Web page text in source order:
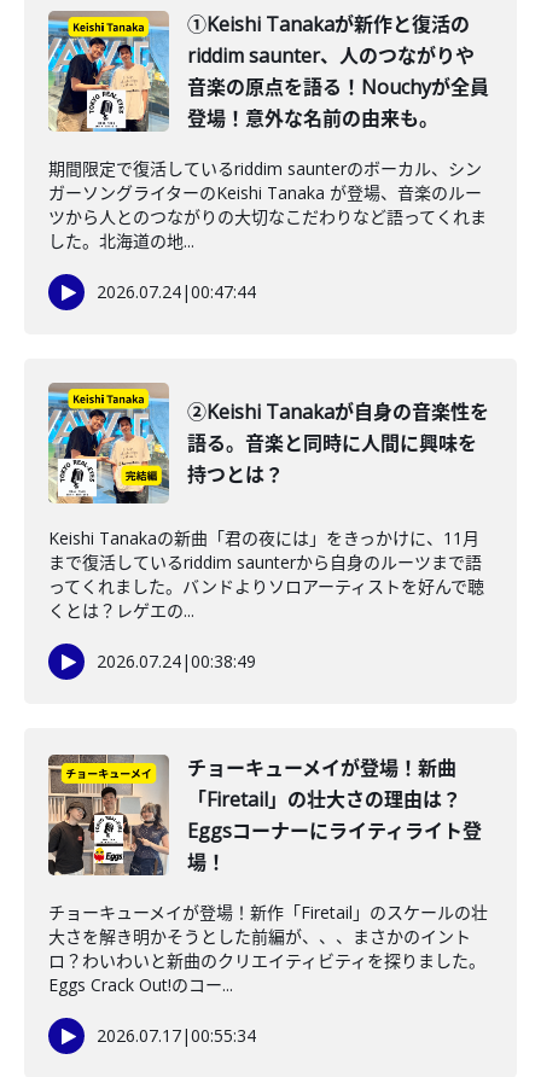
①Keishi Tanakaが新作と復活の
riddim saunter、人のつながりや
音楽の原点を語る！Nouchyが全員
登場！意外な名前の由来も。
期間限定で復活しているriddim saunterのボーカル、シン
ガーソングライターのKeishi Tanaka が登場、音楽のルー
ツから人とのつながりの大切なこだわりなど語ってくれま
した。北海道の地...
2026.07.24|00:47:44
②Keishi Tanakaが自身の音楽性を
語る。音楽と同時に人間に興味を
持つとは？
Keishi Tanakaの新曲「君の夜には」をきっかけに、11月
まで復活しているriddim saunterから自身のルーツまで語
ってくれました。バンドよりソロアーティストを好んで聴
くとは？レゲエの...
2026.07.24|00:38:49
チョーキューメイが登場！新曲
「Firetail」の壮大さの理由は？
Eggsコーナーにライティライト登
場！
チョーキューメイが登場！新作「Firetail」のスケールの壮
大さを解き明かそうとした前編が、、、まさかのイント
ロ？わいわいと新曲のクリエイティビティを探りました。
Eggs Crack Out!のコー...
2026.07.17|00:55:34